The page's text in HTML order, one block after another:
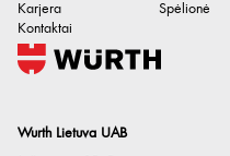
Laikymo trukmės po pagaminimo
užtikrinimo sąlygos
Wurth Lietuva UAB
Karjera
Kontaktai
Spėlionė